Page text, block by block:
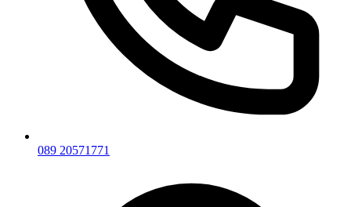
089 20571771